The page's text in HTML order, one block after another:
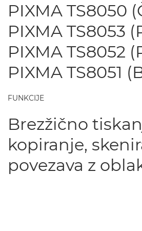
PIXMA TS8050
PIXMA TS8053
PIXMA TS8052
PIXMA TS8051
FUNKCIJE
Brezžično
kopiranje,
povezava z